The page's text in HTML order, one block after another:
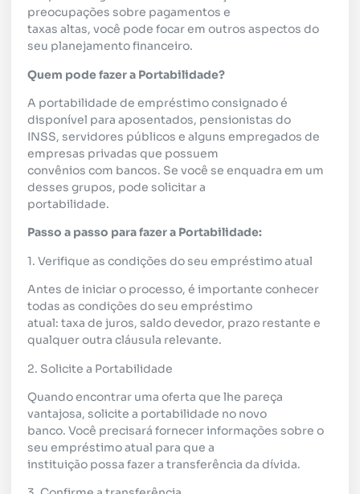
preocupações sobre pagamentos e
taxas altas, você pode focar em outros aspectos do
seu planejamento financeiro.
Quem pode fazer a Portabilidade?
A portabilidade de empréstimo consignado é
disponível para aposentados, pensionistas do
INSS, servidores públicos e alguns empregados de
empresas privadas que possuem
convênios com bancos. Se você se enquadra em um
desses grupos, pode solicitar a
portabilidade.
Passo a passo para fazer a Portabilidade:
1. Verifique as condições do seu empréstimo atual
Antes de iniciar o processo, é importante conhecer
todas as condições do seu empréstimo
atual: taxa de juros, saldo devedor, prazo restante e
qualquer outra cláusula relevante.
2. Solicite a Portabilidade
Quando encontrar uma oferta que lhe pareça
vantajosa, solicite a portabilidade no novo
banco. Você precisará fornecer informações sobre o
seu empréstimo atual para que a
instituição possa fazer a transferência da dívida.